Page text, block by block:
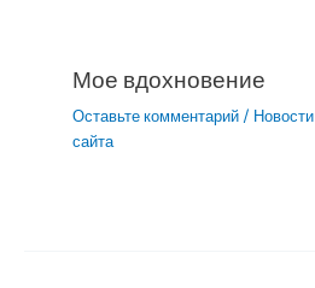
Мое вдохновение
Оставьте комментарий / Новости
сайта